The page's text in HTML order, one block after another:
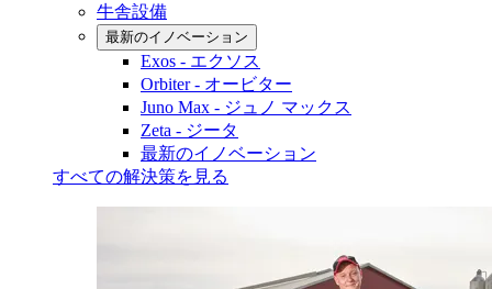
牛舎設備
最新のイノベーション
Exos - エクソス
Orbiter - オービター
Juno Max - ジュノ マックス
Zeta - ジータ
最新のイノベーション
すべての解決策を見る